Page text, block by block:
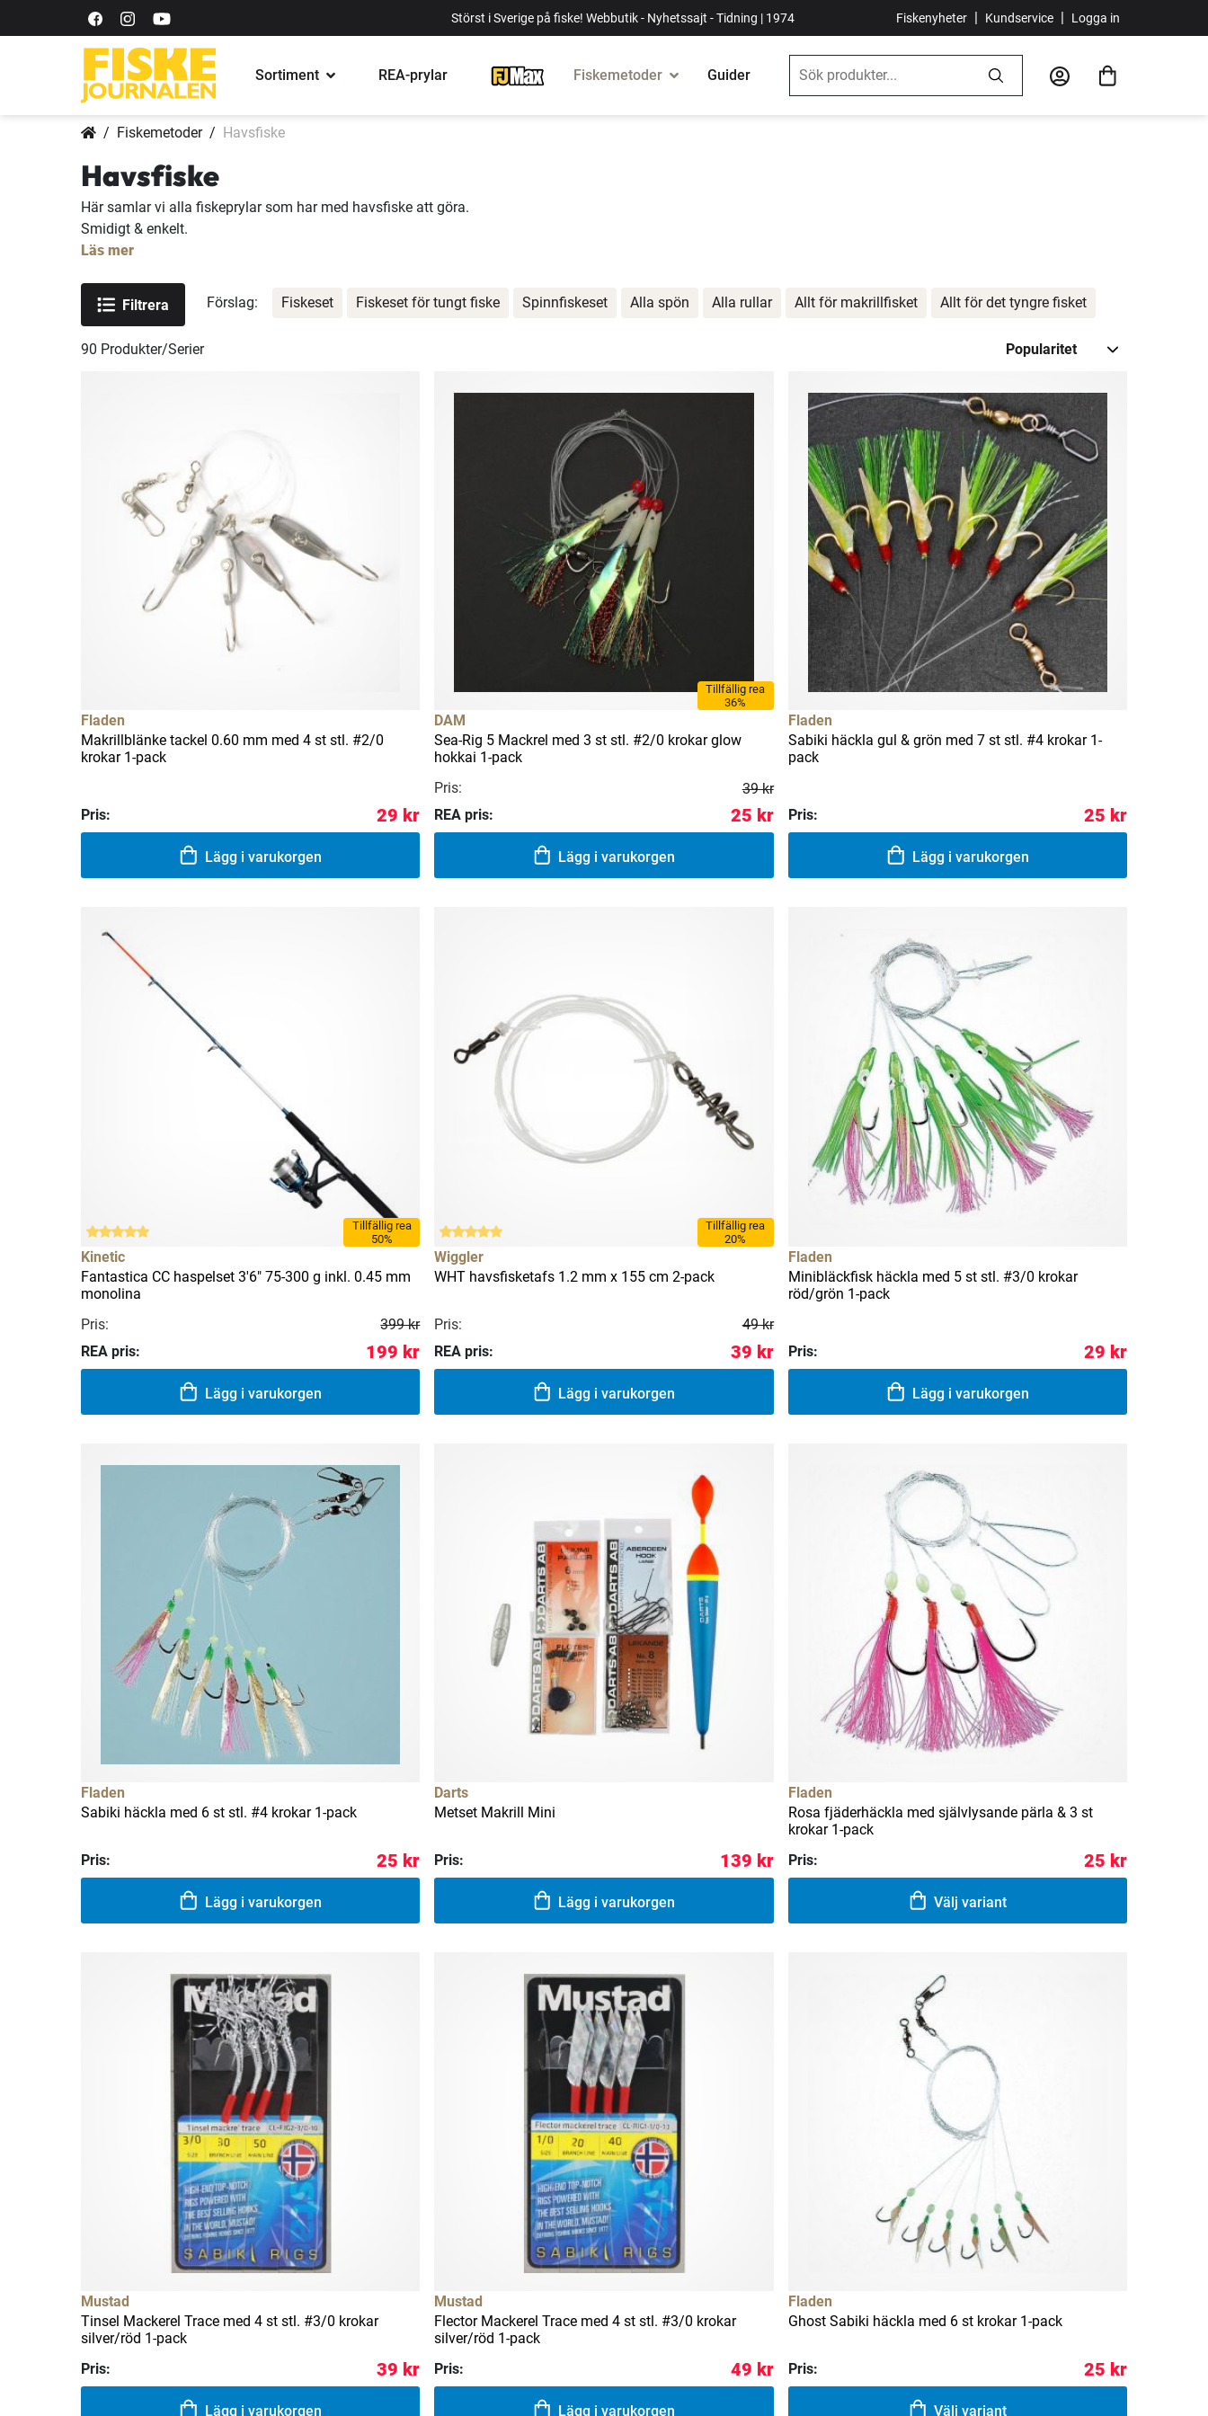
Störst i Sverige på fiske! Webbutik - Nyhetssajt - Tidning | 1974 Fiskenyheter | Kundservice | Logga in
Sortiment REA-prylar Fiskemetoder Guider
Fiskemetoder Havsfiske
Havsfiske
Här samlar vi alla fiskeprylar som har med havsfiske att göra.
Smidigt & enkelt.
Läs mer
90 Produkter/Serier
Fladen
Makrillblänke tackel 0.60 mm med 4 st stl. #2/0
krokar 1-pack
Pris: 29 kr
Lägg i varukorgen
Tillfällig rea
36%
DAM
Sea-Rig 5 Mackrel med 3 st stl. #2/0 krokar glow
hokkai 1-pack
Pris:
39 kr
REA pris:
25 kr
Lägg i varukorgen
Fladen
Sabiki häckla gul & grön med 7 st stl. #4 krokar 1-
pack
Pris: 25 kr
Lägg i varukorgen
Tillfällig rea
50%
Kinetic
Fantastica CC haspelset 3'6" 75-300 g inkl. 0.45 mm
monolina
Pris:
399 kr
REA pris:
199 kr
Lägg i varukorgen
Tillfällig rea
20%
Wiggler
WHT havsfisketafs 1.2 mm x 155 cm 2-pack
Pris:
49 kr
REA pris:
39 kr
Lägg i varukorgen
Fladen
Minibläckfisk häckla med 5 st stl. #3/0 krokar
röd/grön 1-pack
Pris: 29 kr
Lägg i varukorgen
Fladen
Sabiki häckla med 6 st stl. #4 krokar 1-pack
Pris: 25 kr
Lägg i varukorgen
Darts
Metset Makrill Mini
Pris: 139 kr
Lägg i varukorgen
Fladen
Rosa fjäderhäckla med självlysande pärla & 3 st
krokar 1-pack
Pris:
25 kr
Välj variant
Mustad
Tinsel Mackerel Trace med 4 st stl. #3/0 krokar
silver/röd 1-pack
Pris:
39 kr
Lägg i varukorgen
Mustad
Flector Mackerel Trace med 4 st stl. #3/0 krokar
silver/röd 1-pack
Pris:
49 kr
Lägg i varukorgen
Fladen
Ghost Sabiki häckla med 6 st krokar 1-pack
Pris: 25 kr
Välj variant
Filtrera Förslag: Fiskeset Fiskeset för tungt fiske Spinnfiskeset Alla spön Alla rullar Allt för makrillfisket Allt för det tyngre fisket